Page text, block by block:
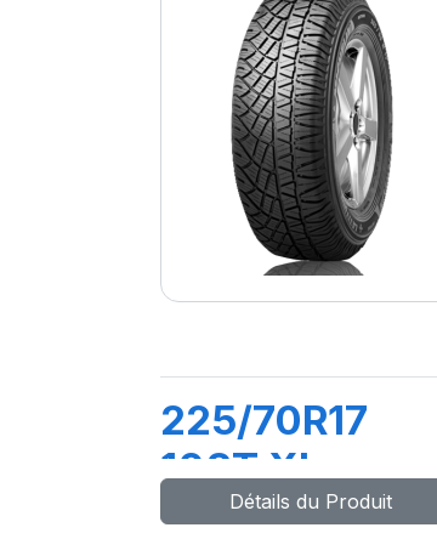
225/70R17
108T XL
LATITUDE
Détails du Produit